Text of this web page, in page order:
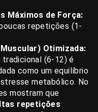
Máximos de Força:
repetições (1-
Otimizada:
(6-12) é
como um equilíbrio
metabólico. No
mostram que
repetições